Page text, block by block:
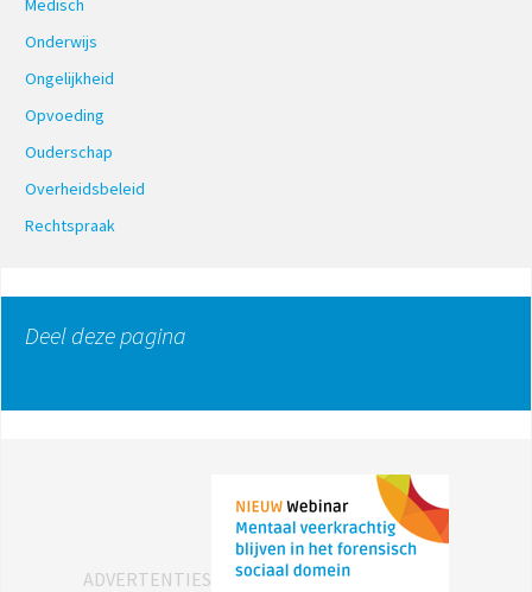
Medisch
Onderwijs
Ongelijkheid
Opvoeding
Ouderschap
Overheidsbeleid
Rechtspraak
Deel deze pagina
ADVERTENTIES